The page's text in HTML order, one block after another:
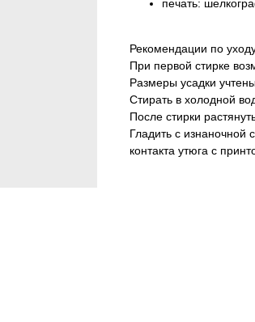
печать:
Рекомендации по
При первой стирке
Размеры усадки
Стирать в холодной
После стирки
Гладить с изнаночной
контакта утюга с